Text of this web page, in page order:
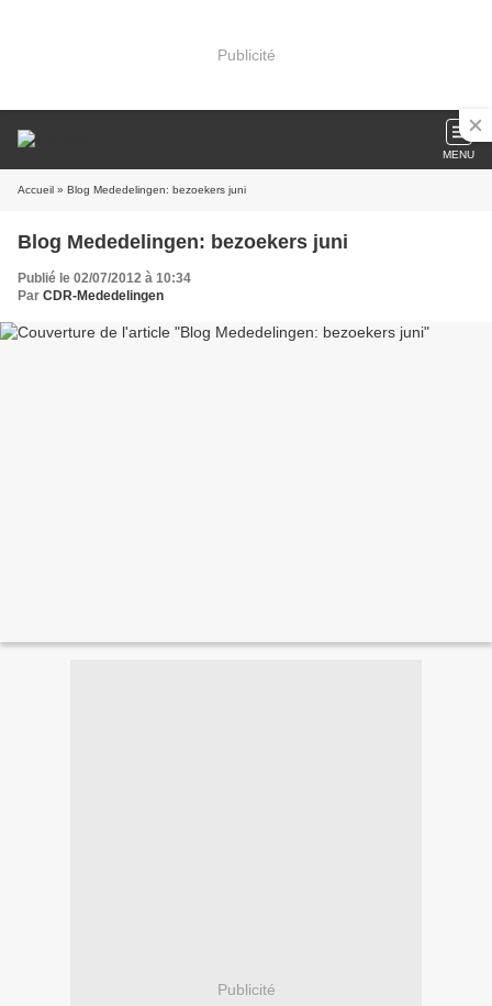
Publicité
MENU
Accueil » Blog Mededelingen: bezoekers juni
Blog Mededelingen: bezoekers juni
Publié le 02/07/2012 à 10:34
Par CDR-Mededelingen
Publicité